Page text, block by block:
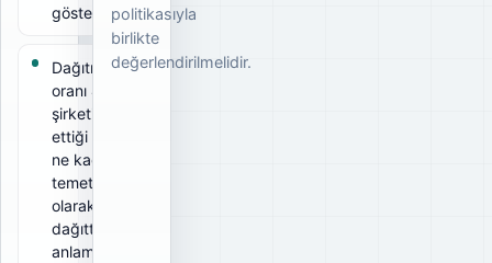
gösterir.
Dağıtım
oranı 47%;
şirketin elde
ettiği kârın
ne kadarını
temettü
olarak
dağıttığını
anlamaya
politikasıyla
birlikte
değerlendirilmelidir.